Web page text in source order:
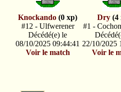
Knockando (0 xp)
#12 - Ulfwerener
Décédé(e) le
08/10/2025 09:44:41
Voir le match
Dry(4
#1 -
22/10/2025
Voir le